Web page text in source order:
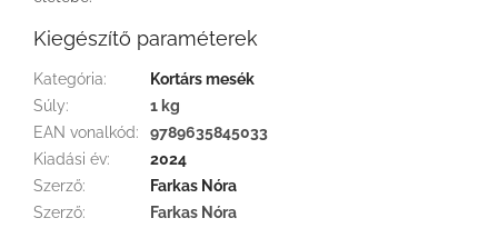
Kiegészítő paraméterek
Kategória:
Kortárs mesék
Súly:
1 kg
EAN vonalkód:
9789635845033
Kiadási év:
2024
Szerző:
Farkas Nóra
Szerző:
Farkas Nóra